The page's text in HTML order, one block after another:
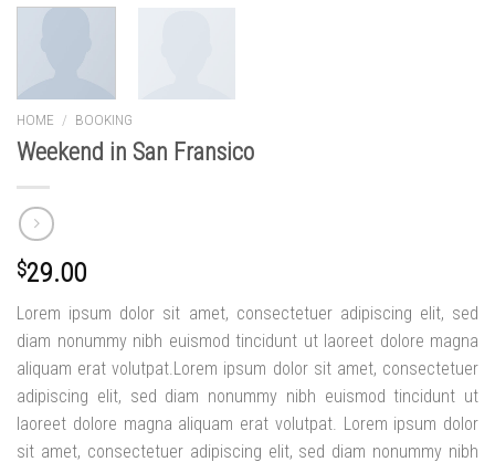
HOME / BOOKING
Weekend in San Fransico
$29.00
Lorem ipsum dolor sit amet, consectetuer adipiscing elit, sed
diam nonummy nibh euismod tincidunt ut laoreet dolore magna
aliquam erat volutpat.Lorem ipsum dolor sit amet, consectetuer
adipiscing elit, sed diam nonummy nibh euismod tincidunt ut
laoreet dolore magna aliquam erat volutpat. Lorem ipsum dolor
sit amet, consectetuer adipiscing elit, sed diam nonummy nibh